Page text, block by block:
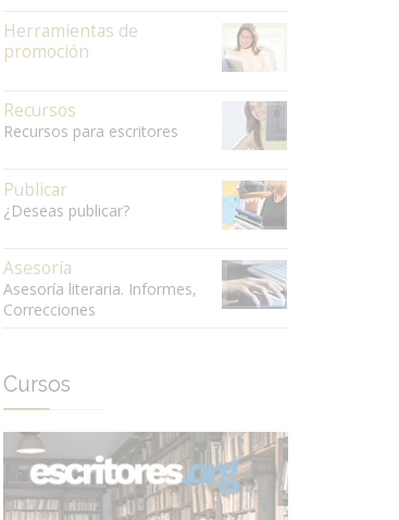
Herramientas de
promoción
Recursos
Recursos para escritores
Publicar
¿Deseas publicar?
Asesoría
Asesoría literaria. Informes,
Correcciones
Cursos